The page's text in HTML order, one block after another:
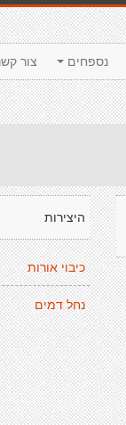
צור נספחים
היצירות
כיבוי אורות
נחל דמים